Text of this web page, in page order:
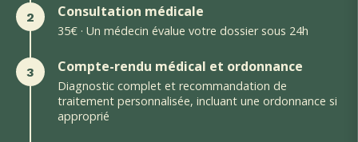
2 Consultation médicale
35€ · Un médecin évalue votre dossier sous 24h
3 Compte-rendu médical et ordonnance
Diagnostic complet et recommandation de
traitement personnalisée, incluant une ordonnance si
approprié